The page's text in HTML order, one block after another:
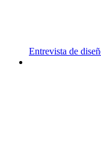
Entrevista de